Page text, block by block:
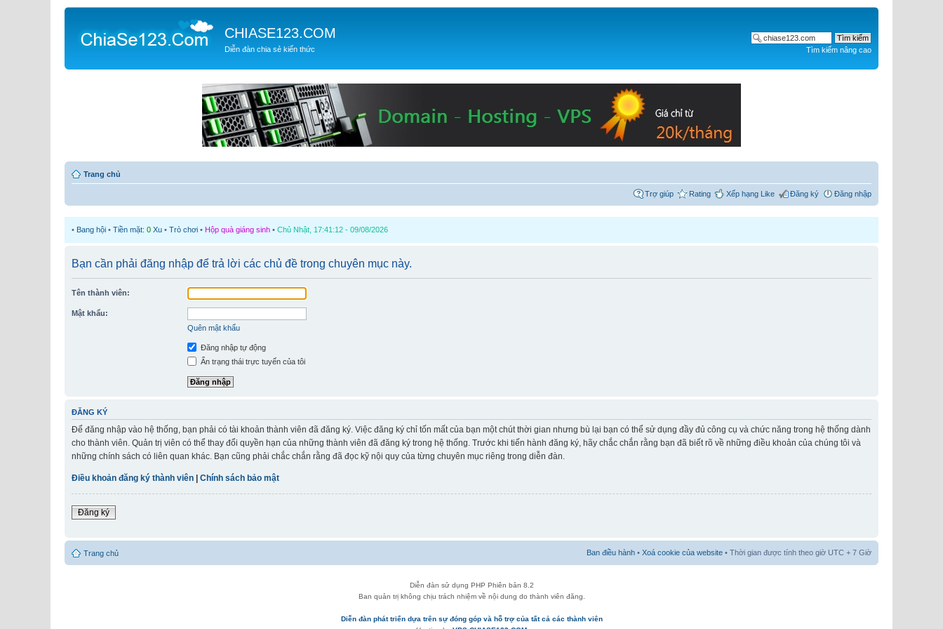
CHIASE123.COM
Diễn đàn chia sẻ kiến thức Tìm kiếm nâng cao
Trang chủ
Trợ giúp Rating Xếp hạng Like Đăng ký Đăng nhập
• Bang hội • Tiền mặt: 0 Xu • Trò chơi • Hộp quà giáng sinh • Chủ Nhật, 17:41:12 - 09/08/2026
Bạn cần phải đăng nhập để trả lời các chủ đề trong chuyên mục này.
Tên thành viên:
Mật khẩu:
Quên mật khẩu
Đăng nhập tự động
Ẩn trạng thái trực tuyến của tôi
ĐĂNG KÝ
Để đăng nhập vào hệ thống, bạn phải có tài khoản thành viên đã đăng ký. Việc đăng ký chỉ tốn mất của bạn một chút thời gian nhưng bù lại bạn có thể sử dụng đầy đủ công cụ và chức năng trong hệ thống dành
cho thành viên. Quản trị viên có thể thay đổi quyền hạn của những thành viên đã đăng ký trong hệ thống. Trước khi tiến hành đăng ký, hãy chắc chắn rằng bạn đã biết rõ về những điều khoản của chúng tôi và
những chính sách có liên quan khác. Bạn cũng phải chắc chắn rằng đã đọc kỹ nội quy của từng chuyên mục riêng trong diễn đàn.
Điều khoản đăng ký thành viên Chính sách bảo mật
Đăng ký
Trang chủ Ban điều hành • Xoá cookie của website • Thời gian được tính theo giờ UTC + 7 Giờ
Diễn đàn sử dụng PHP Phiên bản 8.2
Ban quản trị không chịu trách nhiệm về nội dung do thành viên đăng.
Diễn đàn phát triển dựa trên sự đóng góp và hỗ trợ của tất cả các thành viên